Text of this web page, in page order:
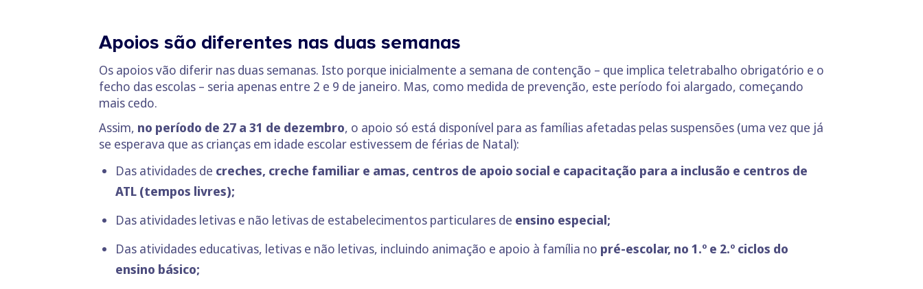
Apoios são diferentes nas duas semanas
Os apoios vão diferir nas duas semanas. Isto porque inicialmente a semana de contenção – que implica teletrabalho obrigatório e o
fecho das escolas – seria apenas entre 2 e 9 de janeiro. Mas, como medida de prevenção, este período foi alargado, começando
mais cedo.
Assim, no período de 27 a 31 de dezembro, o apoio só está disponível para as famílias afetadas pelas suspensões (uma vez que já
se esperava que as crianças em idade escolar estivessem de férias de Natal):
Das atividades de creches, creche familiar e amas, centros de apoio social e capacitação para a inclusão e centros de
ATL (tempos livres);
Das atividades letivas e não letivas de estabelecimentos particulares de ensino especial;
Das atividades educativas, letivas e não letivas, incluindo animação e apoio à família no pré-escolar, no 1.º e 2.º ciclos do
ensino básico;